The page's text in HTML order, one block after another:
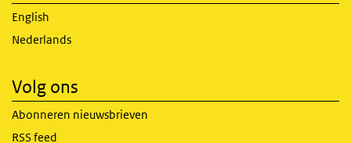
English
Nederlands
Volg ons
Abonneren nieuwsbrieven
RSS feed